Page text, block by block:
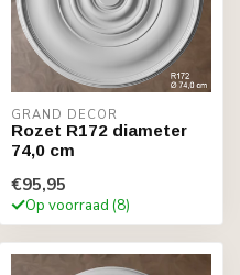
GRAND DECOR
Rozet R172 diameter
74,0 cm
€95,95
Op voorraad (8)